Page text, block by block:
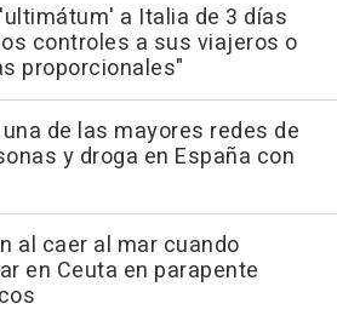
a Italia de 3 días
controles a sus viajeros o
proporcionales"
de las mayores redes de
y droga en España con
al caer al mar cuando
en Ceuta en parapente